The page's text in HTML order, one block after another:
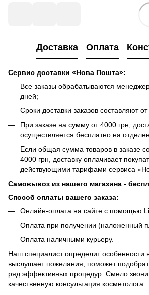
Доставка Оплата
Сервис доставки «Нова Пошта»:
Все заказы обрабатываются
дней;
Сроки доставки заказов составляют
При заказе на сумму от 4000 грн,
осуществляется бесплатно на
Если общая сумма товаров в заказе
4000 грн, доставку оплачивает
действующими тарифами сервиса
Самовывоз из нашего магазина -
Способ оплаты вашего заказа:
Онлайн-оплата на сайте с помощью
Оплата при получении (наложенный
Оплата наличными курьеру.
Наш специалист определит особенности
выслушает пожелания, поможет
ряд эффективных процедур. Смело
качественную консультация косметолога.